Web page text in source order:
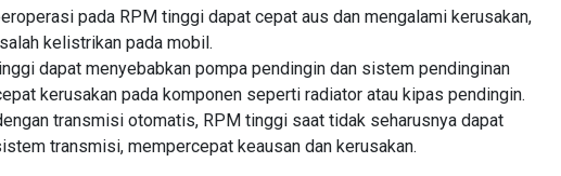
pada RPM tinggi dapat cepat aus dan mengalami kerusakan,
kelistrikan pada mobil.
dapat menyebabkan pompa pendingin dan sistem pendinginan
kerusakan pada komponen seperti radiator atau kipas pendingin.
transmisi otomatis, RPM tinggi saat tidak seharusnya dapat
transmisi, mempercepat keausan dan kerusakan.